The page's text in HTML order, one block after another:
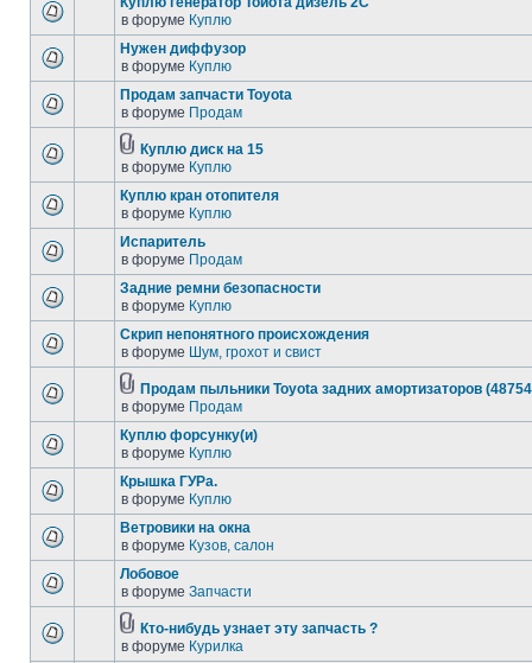
в форуме Куплю
Нужен диффузор
в форуме Куплю
Продам запчасти Toyota
в форуме Продам
Куплю диск на 15
в форуме Куплю
Куплю кран отопителя
в форуме Куплю
Испаритель
в форуме Продам
Задние ремни безопасности
в форуме Куплю
Скрип непонятного происхождения
в форуме Шум, грохот и свист
Продам пыльники Toyota задних амортизаторов
в форуме Продам
Куплю форсунку(и)
в форуме Куплю
Крышка ГУРа.
в форуме Куплю
Ветровики на окна
в форуме Кузов, салон
Лобовое
в форуме Запчасти
Кто-нибудь узнает эту запчасть ?
в форуме Курилка